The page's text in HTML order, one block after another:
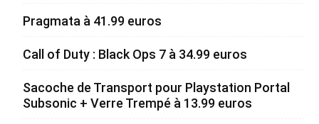
Pragmata à 41.99 euros
Call of Duty : Black Ops 7 à 34.99 euros
Sacoche de Transport pour Playstation Portal
Subsonic + Verre Trempé à 13.99 euros